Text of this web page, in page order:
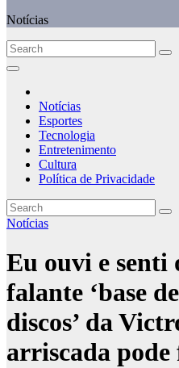
Notícias
Notícias
Esportes
Tecnologia
Entretenimento
Cultura
Política de Privacidade
Notícias
Eu ouvi e senti
falante ‘base
discos’ da
arriscada